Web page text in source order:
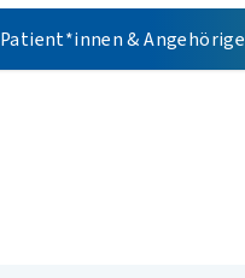
Patient*innen & Angehörige